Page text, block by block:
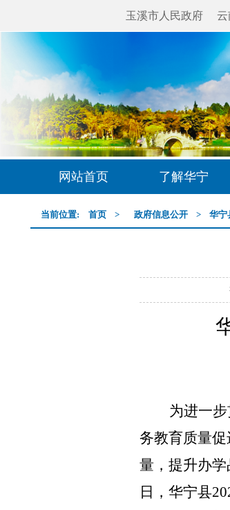
玉溪市人民政府 云
网站首页 了解华宁
当前位置: 首页 > 政府信息公开 > 华宁
为进一
务教育质量
量，提升办
日，华宁县